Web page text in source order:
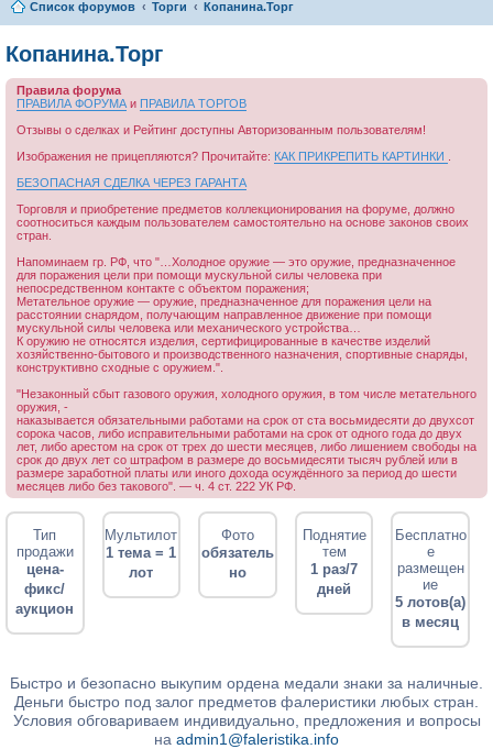
Список форумов Торги Копанина.Торг
Копанина.Торг
Правила форума
ПРАВИЛА ФОРУМА и ПРАВИЛА ТОРГОВ
Отзывы о сделках и Рейтинг доступны Авторизованным пользователям!
Изображения не прицепляются? Прочитайте: КАК ПРИКРЕПИТЬ КАРТИНКИ
БЕЗОПАСНАЯ СДЕЛКА ЧЕРЕЗ ГАРАНТА
Торговля и приобретение предметов коллекционирования на форуме, должно
соотноситься каждым пользователем самостоятельно на основе законов своих
стран.
Напоминаем гр. РФ, что "…Холодное оружие — это оружие, предназначенное
для поражения цели при помощи мускульной силы человека при
непосредственном контакте с объектом поражения;
Метательное оружие — оружие, предназначенное для поражения цели на
расстоянии снарядом, получающим направленное движение при помощи
мускульной силы человека или механического устройства…
К оружию не относятся изделия, сертифицированные в качестве изделий
хозяйственно-бытового и производственного назначения, спортивные снаряды,
конструктивно сходные с оружием.".
"Незаконный сбыт газового оружия, холодного оружия, в том числе метательного
оружия, -
наказывается обязательными работами на срок от ста восьмидесяти до двухсот
сорока часов, либо исправительными работами на срок от одного года до двух
лет, либо арестом на срок от трех до шести месяцев, либо лишением свободы на
срок до двух лет со штрафом в размере до восьмидесяти тысяч рублей или в
размере заработной платы или иного дохода осуждённого за период до шести
месяцев либо без такового". — ч. 4 ст. 222 УК РФ.
Тип
продажи
цена-
фикс/
аукцион
Мультилот
1 тема = 1
лот
Фото
обязатель
но
Поднятие
тем
1 раз/7
дней
Бесплатно
е
размещен
ие
5 лотов(а)
в месяц
Быстро и безопасно выкупим ордена медали знаки за наличные.
Деньги быстро под залог предметов фалеристики любых стран.
Условия обговариваем индивидуально, предложения и вопросы
на admin1@faleristika.info